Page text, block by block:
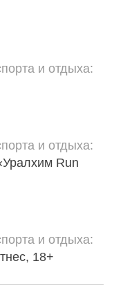
и отдыха
и отдыха
Run
и отдыха
18+